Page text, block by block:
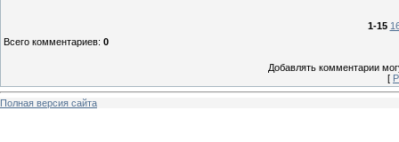
1-15
Всего комментариев: 0
Добавлять комментарии
[
Полная версия сайта